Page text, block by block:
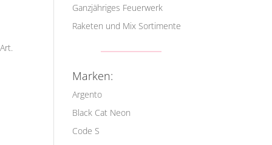
Ganzjähriges Feuerwerk
Raketen und Mix Sortimente
Marken:
Argento
Black Cat Neon
Code S